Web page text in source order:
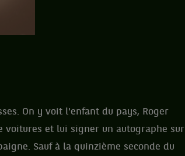
On y voit l'enfant du pays, Roger
voitures et lui signer un autographe sur
Sauf à la quinzième seconde du